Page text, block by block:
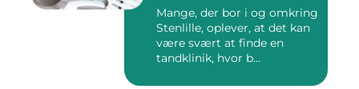
Mange, der bor i og omkring
Stenlille, oplever, at det kan
være svært at finde en
tandklinik, hvor b...